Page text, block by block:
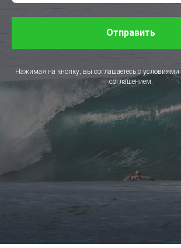
Отправить
Нажимая на кнопку, вы соглашаетесь с условиями
соглашением.